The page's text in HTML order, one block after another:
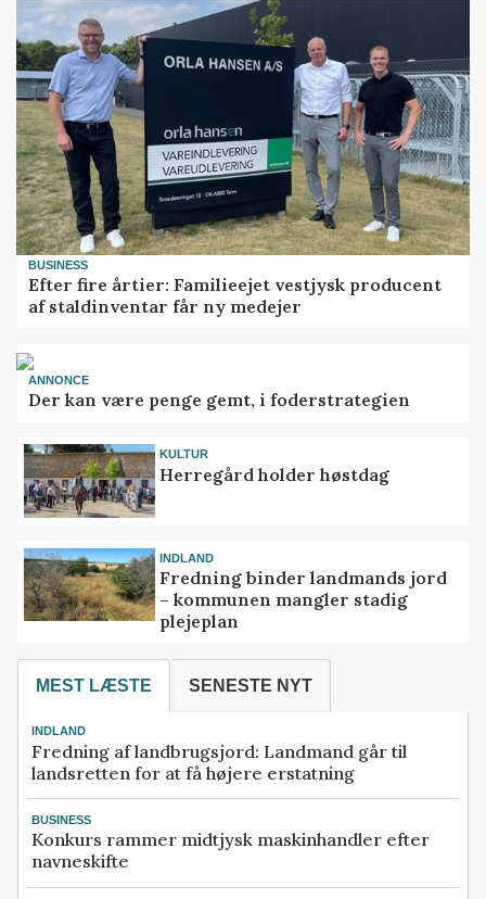
BUSINESS
Efter fire årtier: Familieejet vestjysk producent
af staldinventar får ny medejer
ANNONCE
Der kan være penge gemt, i foderstrategien
KULTUR
Herregård holder høstdag
INDLAND
Fredning binder landmands jord
– kommunen mangler stadig
plejeplan
MEST LÆSTE SENESTE NYT
INDLAND
Fredning af landbrugsjord: Landmand går til
landsretten for at få højere erstatning
BUSINESS
Konkurs rammer midtjysk maskinhandler efter
navneskifte